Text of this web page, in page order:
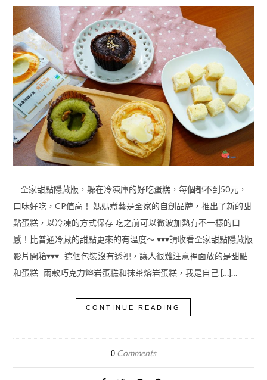
全家甜點隱藏版，躲在冷凍庫的好吃蛋糕，每個都不到50元，
口味好吃，CP值高！ 媽媽煮藝是全家的自創品牌，推出了新的甜
點蛋糕，以冷凍的方式保存 吃之前可以微波加熱有不一樣的口
感！比普通冷藏的甜點更來的有溫度～ ▾▾▾請收看全家甜點隱藏版
影片開箱▾▾▾ 這個包裝沒有透視，讓人很難注意裡面放的是甜點
和蛋糕 兩款巧克力熔岩蛋糕和抹茶熔岩蛋糕，我是自己 […]…
CONTINUE READING
0Comments